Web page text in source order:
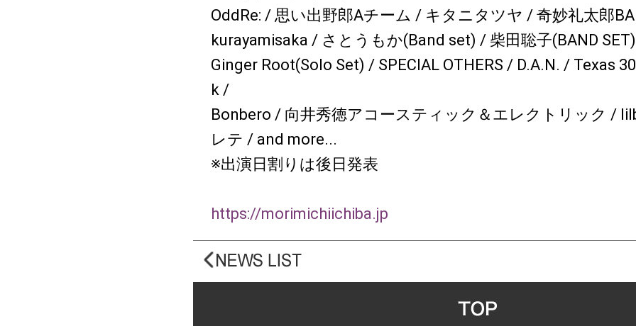
OddRe: / 思い出野郎Aチーム / キタニタツヤ / 奇妙礼太郎
kurayamisaka / さとうもか(Band set) / 柴田聡子(BAND
Ginger Root(Solo Set) / SPECIAL OTHERS / D.A.N. / Texas
k /
Bonbero / 向井秀徳アコースティック＆エレクトリック /
レテ / and more...
※出演日割りは後日発表
https://morimichiichiba.jp